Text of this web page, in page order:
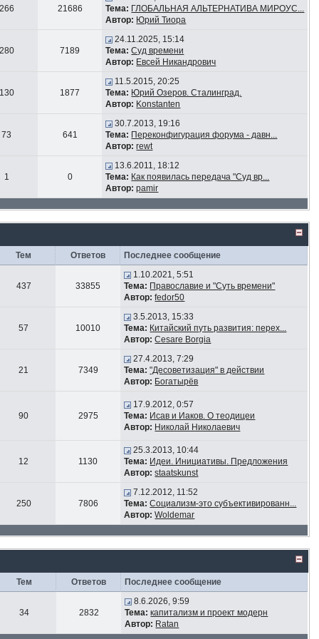
21686
Тема: ГЛОБАЛЬНАЯ АЛЬТЕРНАТИВА МИРОУС...
Автор: Юрий Тиора
7189
24.11.2025, 15:14
Тема: Суд времени
Автор: Евсей Никандрович
1877
11.5.2015, 20:25
Тема: Юрий Озеров. Сталинград.
Автор: Konstanten
73 641
30.7.2013, 19:16
Тема: Переконфигурация форума - давн...
Автор: rewt
1 0
13.6.2011, 18:12
Тема: Как появилась передача "Суд вр...
Автор: pamir
Тем Ответов Последнее сообщение
437 33855
1.10.2021, 5:51
Тема: Православие и "Суть времени"
Автор: fedor50
57 10010
3.5.2013, 15:33
Тема: Китайский путь развития: перех...
Автор: Cesare Borgia
21 7349
27.4.2013, 7:29
Тема: "Десоветизация" в действии
Автор: Богатырёв
90 2975
17.9.2012, 0:57
Тема: Исав и Иаков. О теодицеи
Автор: Николай Николаевич
12 1130
25.3.2013, 10:44
Тема: Идеи. Инициативы. Предложения
Автор: staatskunst
250 7806
7.12.2012, 11:52
Тема: Социализм-это субъективированн...
Автор: Woldemar
Тем Ответов Последнее сообщение
34 2832
8.6.2026, 9:59
Тема: капитализм и проект модерн
Автор: Ratan